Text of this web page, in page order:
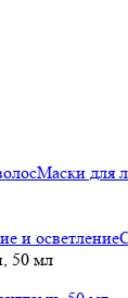
Маски для
и осветление
50 мл